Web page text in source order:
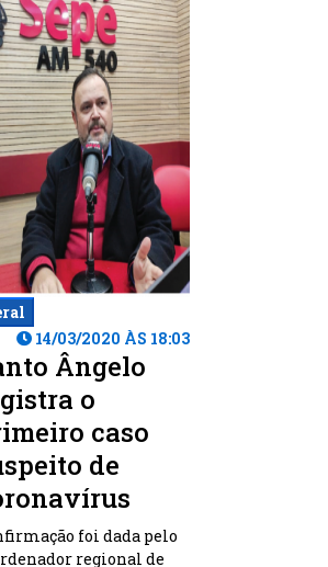
14/03/2020 ÀS 18:03
Ângelo
o
caso
de
foi dada pelo
regional de